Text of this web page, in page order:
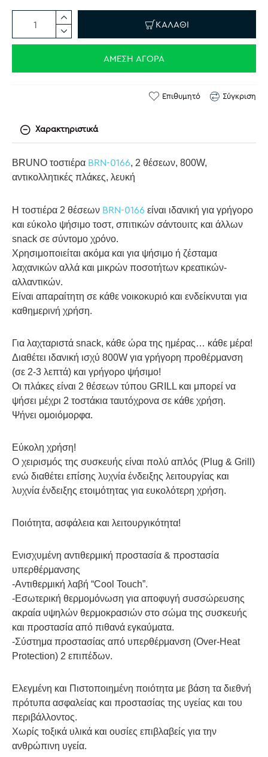
ΚΑΛΆΘΙ
ΆΜΕΣΗ ΑΓΟΡΆ
Επιθυμητό Σύγκριση
Χαρακτηριστικά
BRUNO τοστιέρα BRN-0166, 2 θέσεων, 800W,
αντικολλητικές πλάκες, λευκή
Η τοστιέρα 2 θέσεων BRN-0166 είναι ιδανική για γρήγορο
και εύκολο ψήσιμο τοστ, σπιτικών σάντουιτς και άλλων
snack σε σύντομο χρόνο.
Χρησιμοποιείται ακόμα και για ψήσιμο ή ζέσταμα
λαχανικών αλλά και μικρών ποσοτήτων κρεατικών-
αλλαντικών.
Είναι απαραίτητη σε κάθε νοικοκυριό και ενδείκνυται για
καθημερινή χρήση.
Για λαχταριστά snack, κάθε ώρα της ημέρας… κάθε μέρα!
Διαθέτει ιδανική ισχύ 800W για γρήγορη προθέρμανση
(σε 2-3 λεπτά) και γρήγορο ψήσιμο!
Οι πλάκες είναι 2 θέσεων τύπου GRILL και μπορεί να
ψήσει μέχρι 2 τοστάκια ταυτόχρονα σε κάθε χρήση.
Ψήνει ομοιόμορφα.
Εύκολη χρήση!
Ο χειρισμός της συσκευής είναι πολύ απλός (Plug & Grill)
ενώ διαθέτει επίσης λυχνία ένδειξης λειτουργίας και
λυχνία ένδειξης ετοιμότητας για ευκολότερη χρήση.
Ποιότητα, ασφάλεια και λειτουργικότητα!
Ενισχυμένη αντιθερμική προστασία & προστασία
υπερθέρμανσης
-Αντιθερμική λαβή “Cool Touch”.
-Εσωτερική θερμομόνωση για αποφυγή συσσώρευσης
ακραία υψηλών θερμοκρασιών στο σώμα της συσκευής
και προστασία από πιθανά εγκαύματα.
-Σύστημα προστασίας από υπερθέρμανση (Over-Heat
Protection) 2 επιπέδων.
Ελεγμένη και Πιστοποιημένη ποιότητα με βάση τα διεθνή
πρότυπα ασφαλείας και προστασίας της υγείας και του
περιβάλλοντος.
Χωρίς τοξικά υλικά και ουσίες επιβλαβείς για την
ανθρώπινη υγεία.